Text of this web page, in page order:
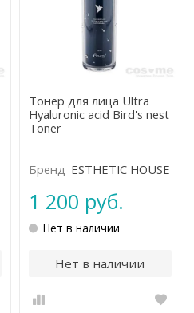
Тонер для лица Ultra
Hyaluronic acid Bird's nest
Toner
Бренд ESTHETIC HOUSE
1 200 руб.
Нет в наличии
Нет в наличии